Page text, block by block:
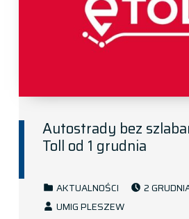
Autostrady bez
Toll od 1 grudnia
AKTUALNOŚCI 2
UMIG PLESZEW